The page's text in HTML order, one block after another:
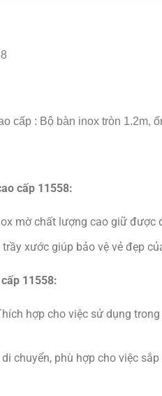
cấp : Bộ bàn inox tròn 1.2m,
cấp 11558:
mờ chất lượng cao giữ được
trầy xước giúp bảo vệ vẻ đẹp
11558:
hợp cho việc sử dụng
di chuyển, phù hợp cho việc